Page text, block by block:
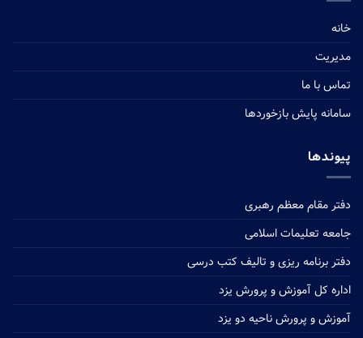
خانه
مدیریت
تماس با ما
سامانه پایش بازخوردها
پیوندها
دفتر مقام معظم رهبری
جامعه تعلیمات اسلامی
دفتر برنامه ریزی و تالیف کتب درسی
اداره کل آموزش و پرورش یزد
آموزش و پرورش ناحیه دو یزد